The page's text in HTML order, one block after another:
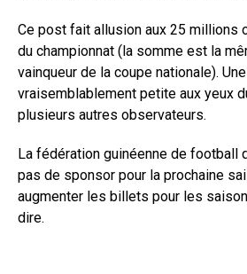
Ce post fait allusion aux 25 millions
du championnat (la somme est la
vainqueur de la coupe nationale).
vraisemblablement petite aux yeux
plusieurs autres observateurs.
La fédération guinéenne de football
pas de sponsor pour la prochaine
augmenter les billets pour les
dire.